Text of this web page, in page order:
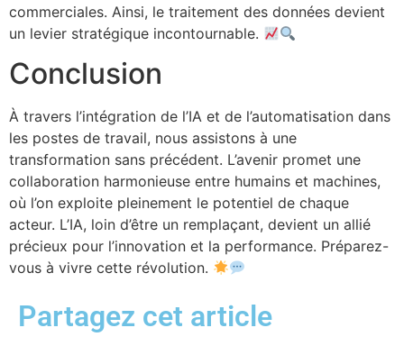
commerciales. Ainsi, le traitement des données devient
un levier stratégique incontournable.
Conclusion
À travers l’intégration de l’IA et de l’automatisation dans
les postes de travail, nous assistons à une
transformation sans précédent. L’avenir promet une
collaboration harmonieuse entre humains et machines,
où l’on exploite pleinement le potentiel de chaque
acteur. L’IA, loin d’être un remplaçant, devient un allié
précieux pour l’innovation et la performance. Préparez-
vous à vivre cette révolution.
Partagez cet article